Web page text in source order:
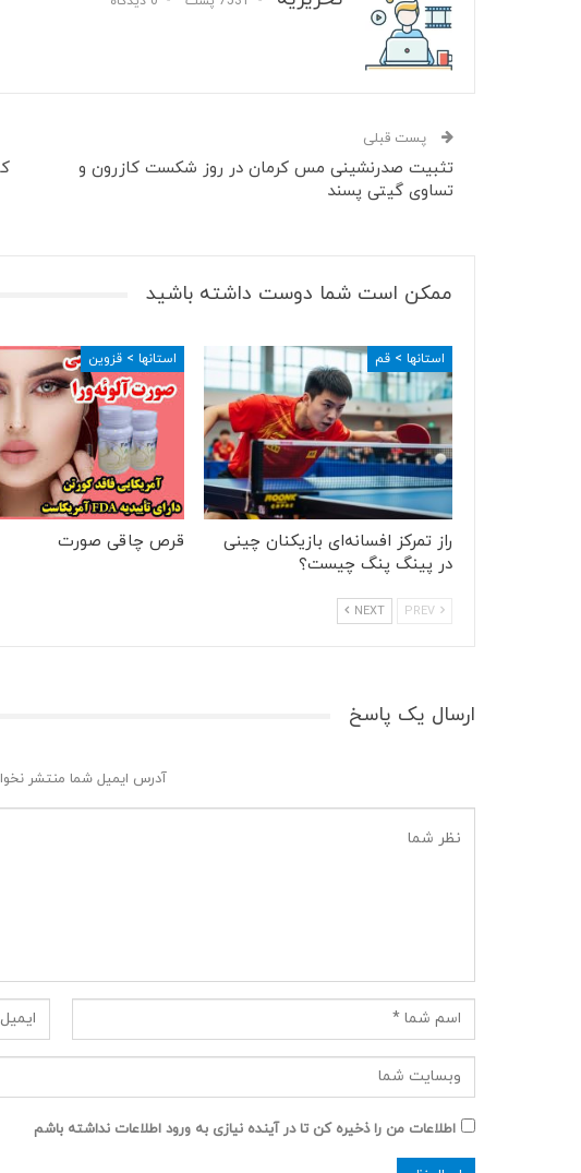
پست قبلی
تثبیت صدرنشینی مس کرمان در روز شکست کازرون و
تساوی گیتی پسند
ممکن است شما دوست داشته باشید
استانها > قم
راز تمرکز افسانه‌ای بازیکنان چینی
در پینگ پنگ چیست؟
استانها > قزوین
قرص چاقی صورت
NEXT
ارسال یک پاسخ
آدرس ایمیل شما منتشر
اطلاعات من را ذخیره کن تا در آینده نیازی به ورود اطلاعات نداشته باشم